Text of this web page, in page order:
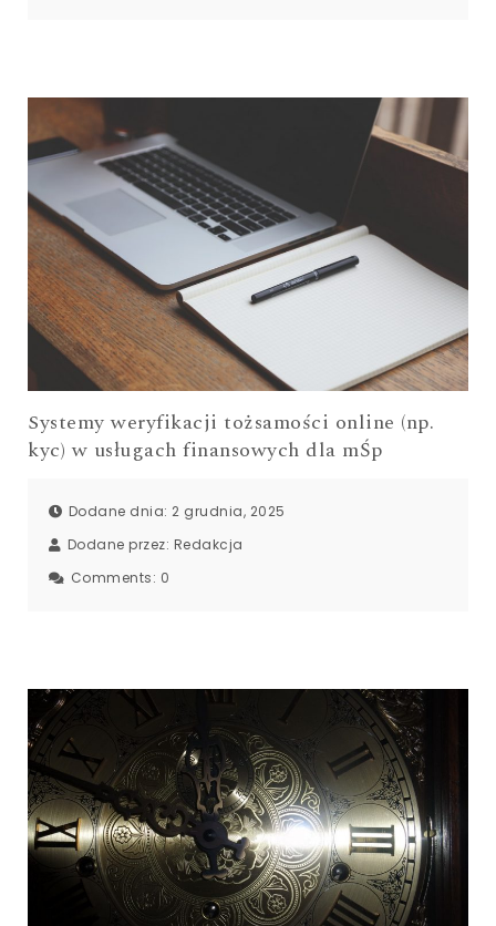
Systemy weryfikacji tożsamości online (np.
kyc) w usługach finansowych dla mŚp
Dodane dnia: 2 grudnia, 2025
Dodane przez: Redakcja
Comments: 0